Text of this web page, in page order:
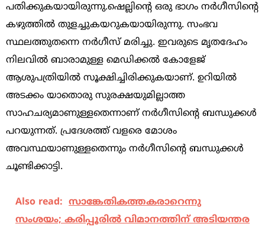
പതിക്കുകയായിരുന്നു.ഷെല്ലിന്റെ ഒരു ഭാഗം നര്‍ഗീസിന്റെ
കഴുത്തില്‍ തുളച്ചുകയറുകയായിരുന്നു. സംഭവ
സ്ഥലത്തുതന്നെ നര്‍ഗീസ് മരിച്ചു. ഇവരുടെ മൃതദേഹം
നിലവില്‍ ബാരാമുള്ള മെഡിക്കല്‍ കോളേജ്
ആശുപത്രിയില്‍ സൂക്ഷിച്ചിരിക്കുകയാണ്. ഉറിയില്‍
അടക്കം യാതൊരു സുരക്ഷയുമില്ലാത്ത
സാഹചര്യമാണുള്ളതെന്നാണ് നര്‍ഗീസിന്റെ ബന്ധുക്കള്‍
പറയുന്നത്. പ്രദേശത്ത് വളരെ മോശം
അവസ്ഥയാണുള്ളതെന്നും നര്‍ഗീസിന്റെ ബന്ധുക്കള്‍
ചൂണ്ടിക്കാട്ടി.
Also read: സാങ്കേതികത്തകരാറെന്നു
സംശയം; കരിപ്പൂരിൽ വിമാനത്തിന് അടിയന്തര